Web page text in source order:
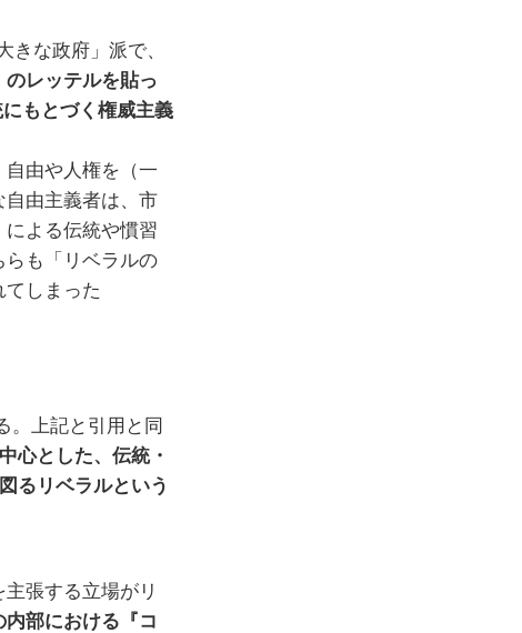
な政府」派で、
のレッテルを貼っ
もとづく権威主義
由や人権を（一
由主義者は、市
よる伝統や慣習
も「リベラルの
しまった
。上記と引用と同
心とした、伝統・
るリベラルという
張する立場がリ
部における『コ